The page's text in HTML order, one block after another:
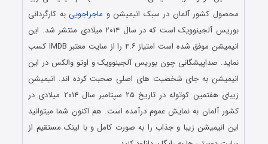
محصول کشور آلمان در سبک انیمیشن و ماجراجوییبه کارگردانی
بوریس آلجینوویک است که در سال ۲۰۱۴ میلادی منتشر شد. این
انیمیشن موفق شده است امتیاز ۴.۶ را از سایت معتبر IMDB کسب
نماید. صداپیشگانی چون بوریس آلجینوویک و اوتو والکس در این
انیمیشن به جای شخصیت های اصلی صحبت کرده اند. انیمیشن
زیبای هفتمین کوتوله در تاریخ ۲۵ سپتامبر سال ۲۰۱۴ میلادی در
کشور آلمان به نمایش عموم درآمده است. هم اکنون شما میتوانید
این انیمیشن زیبا و جذاب را به صورت کامل و با لینک مستقیم از